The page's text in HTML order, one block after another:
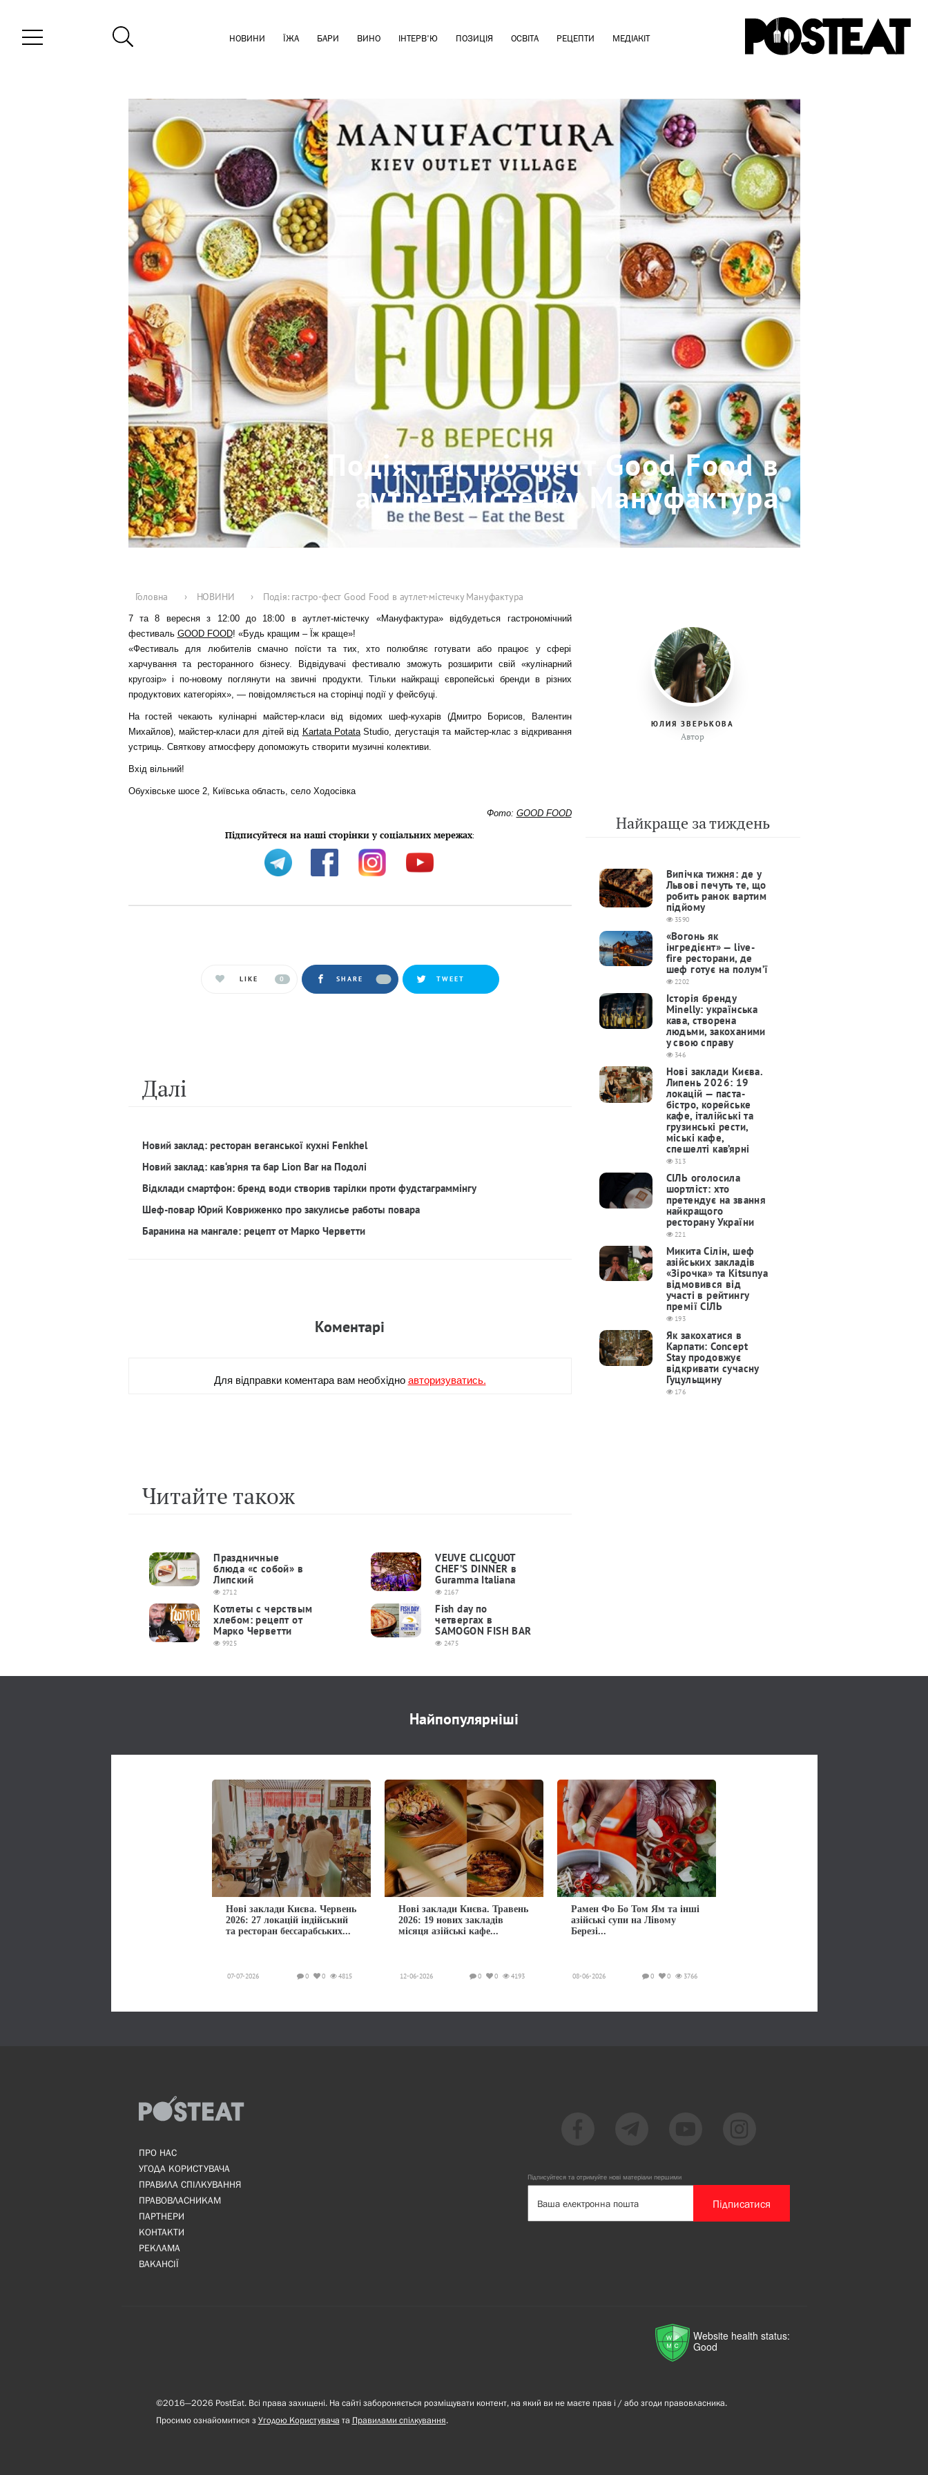
НОВИНИ ЇЖА БАРИ ВИНО ІНТЕРВ'Ю ПОЗИЦІЯ ОСВІТА РЕЦЕПТИ МЕДІАКІТ
Подія: гастро-фест Good Food в
аутлет-містечку Мануфактура
28-08-2019 0 0
Головна › НОВИНИ › Подія: гастро-фест Good Food в аутлет-містечку Мануфактура
7 та 8 вересня з 12:00 до 18:00 в аутлет-містечку «Мануфактура» відбудеться гастрономічний
фестиваль GOOD FOOD! «Будь кращим – Їж краще»!
«Фестиваль для любителів смачно поїсти та тих, хто полюбляє готувати або працює у сфері
харчування та ресторанного бізнесу. Відвідувачі фестивалю зможуть розширити свій «кулінарний
кругозір» і по-новому поглянути на звичні продукти. Тільки найкращі європейські бренди в різних
продуктових категоріях», — повідомляється на сторінці події у фейсбуці.
На гостей чекають кулінарні майстер-класи від відомих шеф-кухарів (Дмитро Борисов, Валентин
Михайлов), майстер-класи для дітей від Kartata PotataStudio, дегустація та майстер-клас з відкривання
устриць. Святкову атмосферу допоможуть створити музичні колективи.
Вхід вільний!
Обухівське шосе 2, Київська область, село Ходосівка
Фото: GOOD FOOD
Підписуйтеся на наші сторінки у соціальних мережах:
LIKE 0 SHARE TWEET
Далi
Новий заклад: ресторан веганської кухні Fenkhel
Новий заклад: кав‘ярня та бар Lion Bar на Подолі
Відклади смартфон: бренд води створив тарілки проти фудстаграммінгу
Шеф-повар Юрий Ковриженко про закулисье работы повара
Баранина на мангале: рецепт от Марко Черветти
Коментарi
Для вiдправки коментара вам необхiдноавторизуватись.
Читайте також
Праздничные
блюда «с собой» в
Липский
2712
Котлеты с черствым
хлебом: рецепт от
Марко Черветти
9925
VEUVE CLICQUOT
CHEF’S DINNER в
Guramma Italiana
2167
Fish day по
четвергах в
SAMOGON FISH BAR
2475
ЮЛИЯ ЗВЕРЬКОВА
Автор
Найкраще за тиждень
Випічка тижня: де у
Львові печуть те, що
робить ранок вартим
підйому
3590
«Вогонь як
інгредієнт» — live-
fire ресторани, де
шеф готує на полум’ї
2202
Історія бренду
Minelly: українська
кава, створена
людьми, закоханими
у свою справу
346
Нові заклади Києва.
Липень 2026: 19
локацій — паста-
бістро, корейське
кафе, італійські та
грузинські рести,
міські кафе,
спешелті кав’ярні
313
СІЛЬ оголосила
шортліст: хто
претендує на звання
найкращого
ресторану України
221
Микита Сілін, шеф
азійських закладів
«Зірочка» та Kitsunya
відмовився від
участі в рейтингу
премії СІЛЬ
193
Як закохатися в
Карпати: Concept
Stay продовжує
відкривати сучасну
Гуцульщину
176
Найпопулярніші
Нові заклади Києва. Червень
2026: 27 локацій індійський
та ресторан бессарабських...
07-07-2026 4815
0
0
Нові заклади Києва. Травень
2026: 19 нових закладів
місяця азійські кафе...
12-06-2026 4193
0
0
Рамен Фо Бо Том Ям та інші
азійські супи на Лівому
Березі...
08-06-2026 3766
0
0
ПРО НАС
УГОДА КОРИСТУВАЧА
ПРАВИЛА СПІЛКУВАННЯ
ПРАВОВЛАСНИКАМ
ПАРТНЕРИ
КОНТАКТИ
РЕКЛАМА
ВАКАНСІЇ
Підписуйтеся та отримуйте нові матеріали першими
Підписатися
Website health status:
Good
©2016—2026 PostEat. Всі права захищені. На сайті забороняється розміщувати контент, на який ви не маєте прав і / або згоди правовласника.
Просимо ознайомитися з Угодою Користувача та Правилами спілкування.